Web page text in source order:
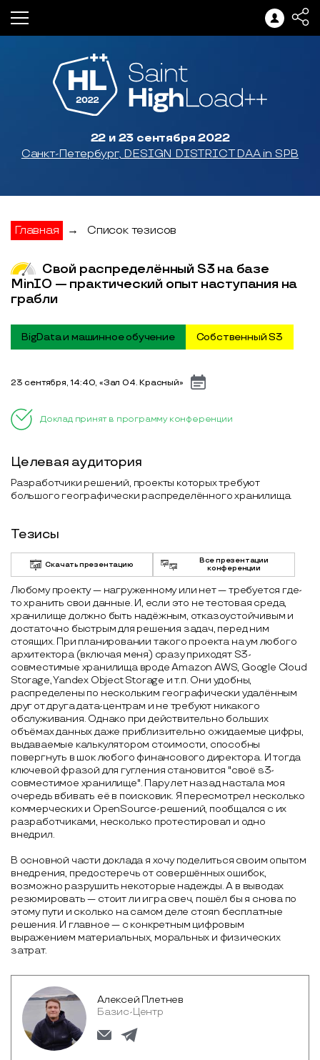
22 и 23 сентября 2022
Санкт-Петербург, DESIGN DISTRICT DAA in SPB
Главная → Список тезисов
Свой распределённый S3 на базе
MinIO — практический опыт наступания на
грабли
BigData и машинное обучение Собственный S3
23 сентября, 14:40, «Зал 04. Красный»
Доклад принят в программу конференции
Целевая аудитория
Разработчики решений, проекты которых требуют
большого географически распределённого хранилища.
Тезисы
Скачать презентацию
Все презентации
конференции
Любому проекту — нагруженному или нет — требуется где-
то хранить свои данные. И, если это не тестовая среда,
хранилище должно быть надёжным, отказоустойчивым и
достаточно быстрым для решения задач, перед ним
стоящих. При планировании такого проекта на ум любого
архитектора (включая меня) сразу приходят S3-
совместимые хранилища вроде Amazon AWS, Google Cloud
Storage, Yandex Object Storage и т.п. Они удобны,
распределены по нескольким географически удалённым
друг от друга дата-центрам и не требуют никакого
обслуживания. Однако при действительно больших
объёмах данных даже приблизительно ожидаемые цифры,
выдаваемые калькулятором стоимости, способны
повергнуть в шок любого финансового директора. И тогда
ключевой фразой для гугления становится "своё s3-
совместимое хранилище". Пару лет назад настала моя
очередь вбивать её в поисковик. Я пересмотрел несколько
коммерческих и OpenSource-решений, пообщался с их
разработчиками, несколько протестировал и одно
внедрил.
В основной части доклада я хочу поделиться своим опытом
внедрения, предостеречь от совершённых ошибок,
возможно разрушить некоторые надежды. А в выводах
резюмировать — стоит ли игра свеч, пошёл бы я снова по
этому пути и сколько на самом деле стояn бесплатные
решения. И главное — с конкретным цифровым
выражением материальных, моральных и физических
затрат.
Алексей Плетнев
Базис-Центр